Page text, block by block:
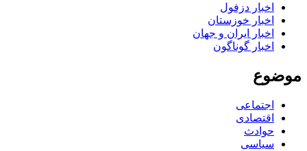
اخبار دزفول
اخبار خوزستان
اخبار ایران و جهان
اخبار گوناگون
اجتماعی
اقتصادی
حوادث
سیاسی